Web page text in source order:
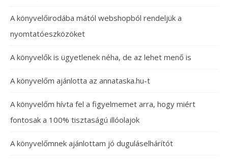
A könyvelőirodába mától webshopból rendeljük a
nyomtatóeszközöket
A könyvelők is ügyetlenek néha, de az lehet menő is
A könyvelőm ajánlotta az annataska.hu-t
A könyvelőm hívta fel a figyelmemet arra, hogy miért
fontosak a 100% tisztaságú illóolajok
A könyvelőmnek ajánlottam jó duguláselhárítót